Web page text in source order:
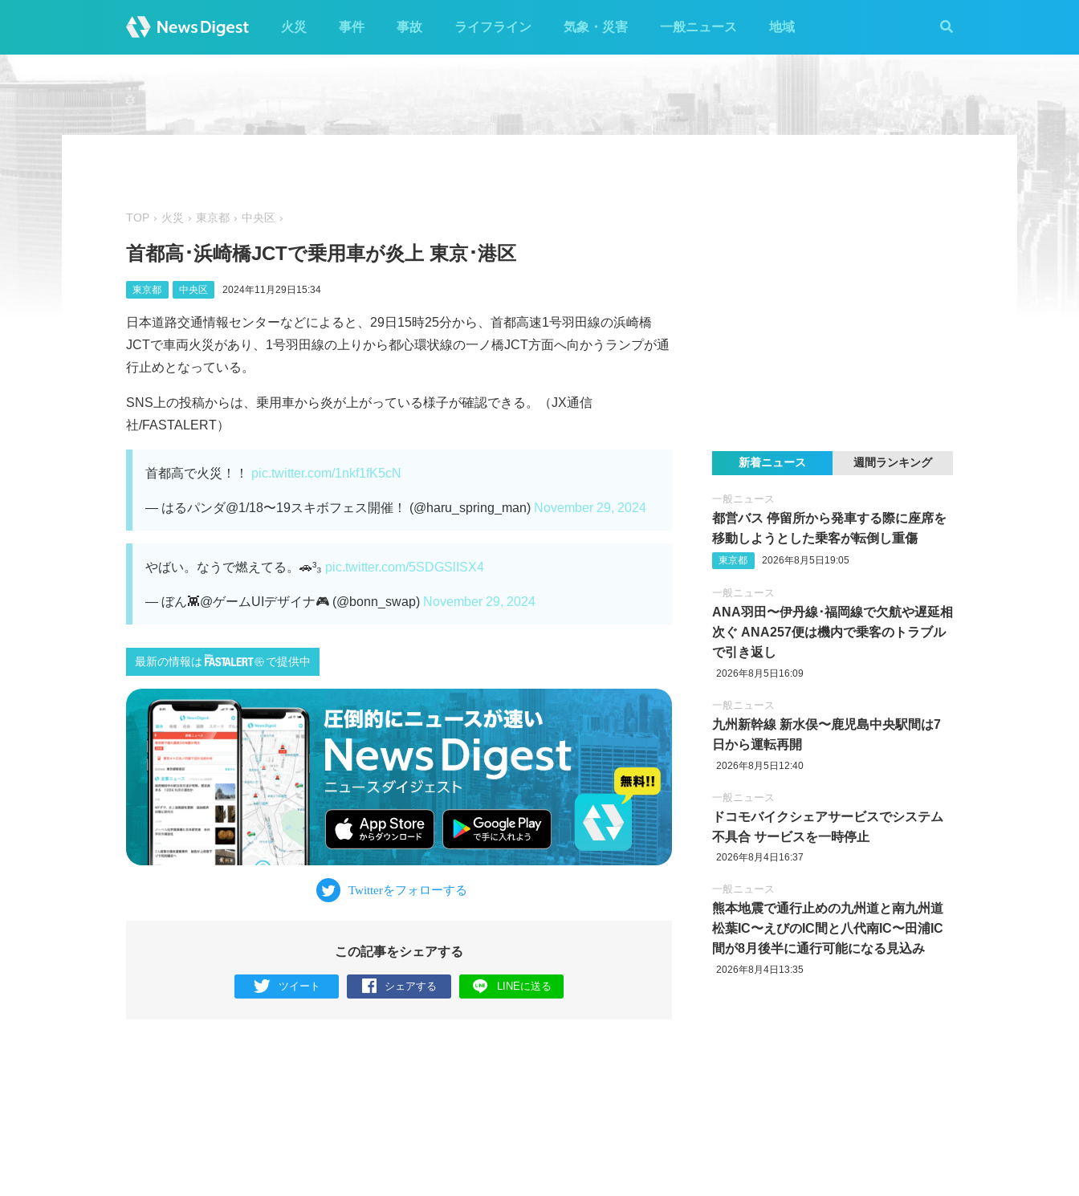
火災 事件 事故 ライフライン 気象・災害 一般ニュース 地域
TOP 火災 東京都 中央区
首都高･浜崎橋JCTで乗用車が炎上 東京･港区
東京都 中央区 2024年11月29日15:34
日本道路交通情報センターなどによると、29日15時25分から、首都高速1号羽田線の浜崎橋
JCTで車両火災があり、1号羽田線の上りから都心環状線の一ノ橋JCT方面へ向かうランプが通
行止めとなっている。
SNS上の投稿からは、乗用車から炎が上がっている様子が確認できる。（JX通信
社/FASTALERT）
首都高で火災！！ pic.twitter.com/1nkf1fK5cN
— はるパンダ@1/18〜19スキボフェス開催！ (@haru_spring_man) November 29, 2024
やばい。なうで燃えてる。🚗³₃ pic.twitter.com/5SDGSlISX4
— ぼん👾@ゲームUIデザイナ🎮 (@bonn_swap) November 29, 2024
最新の情報は で提供中
この記事をシェアする
ツイート シェアする LINEに送る
新着ニュース 週間ランキング
一般ニュース
都営バス 停留所から発車する際に座席を
移動しようとした乗客が転倒し重傷
東京都 2026年8月5日19:05
一般ニュース
ANA羽田〜伊丹線･福岡線で欠航や遅延相
次ぐ ANA257便は機内で乗客のトラブル
で引き返し
2026年8月5日16:09
一般ニュース
九州新幹線 新水俣〜鹿児島中央駅間は7
日から運転再開
2026年8月5日12:40
一般ニュース
ドコモバイクシェアサービスでシステム
不具合 サービスを一時停止
2026年8月4日16:37
一般ニュース
熊本地震で通行止めの九州道と南九州道
松葉IC〜えびのIC間と八代南IC〜田浦IC
間が8月後半に通行可能になる見込み
2026年8月4日13:35